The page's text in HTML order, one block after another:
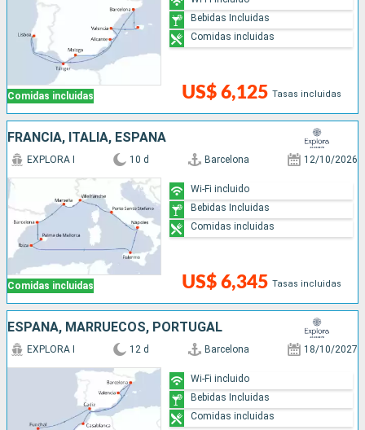
Comidas incluidas US$ 6,125 Tasas incluidas
Bebidas Incluidas
Comidas incluidas
FRANCIA, ITALIA, ESPAÑA
Comidas incluidas
EXPLORA I 10 d Barcelona 12/10/2026
US$ 6,345 Tasas incluidas
Wi-Fi incluido
Bebidas Incluidas
Comidas incluidas
ESPAÑA, MARRUECOS, PORTUGAL
EXPLORA I 12 d Barcelona 18/10/2027
Wi-Fi incluido
Bebidas Incluidas
Comidas incluidas